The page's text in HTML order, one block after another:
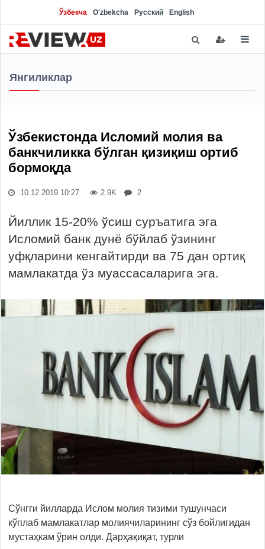
Ўзбекча O'zbekcha Русский English
Янгиликлар
Ўзбекистонда Исломий молия ва
банкчиликка бўлган қизиқиш ортиб
бормоқда
10.12.2019 10:27 2.9K 2
Йиллик 15-20% ўсиш суръатига эга
Исломий банк дунё бўйлаб ўзининг
уфқларини кенгайтирди ва 75 дан ортиқ
мамлакатда ўз муассасаларига эга.
Сўнгги йилларда Ислом молия тизими тушунчаси
кўплаб мамлакатлар молиячиларининг сўз бойлигидан
мустаҳкам ўрин олди. Дарҳақиқат, турли